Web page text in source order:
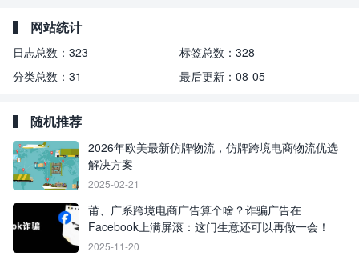
网站统计
日志总数： 323 标签总数： 328
分类总数： 31 最后更新： 08-05
随机推荐
2026年欧美最新仿牌物流，仿牌跨境电商物流优选
解决方案
2025-02-21
莆、广系跨境电商广告算个啥？诈骗广告在
Facebook上满屏滚：这门生意还可以再做一会！
2025-11-20